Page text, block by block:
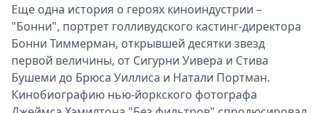
Еще одна история о героях киноиндустрии –
"Бонни", портрет голливудского кастинг-директора
Бонни Тиммерман, открывшей десятки звезд
первой величины, от Сигурни Уивера и Стива
Бушеми до Брюса Уиллиса и Натали Портман.
Кинобиографию нью-йоркского фотографа